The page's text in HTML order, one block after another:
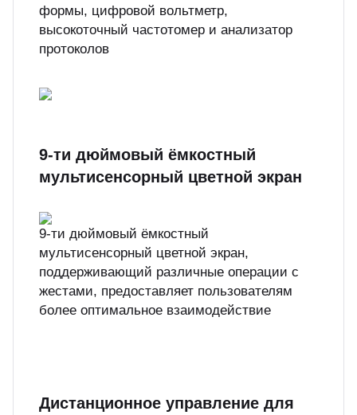
формы, цифровой вольтметр,
высокоточный частотомер и анализатор
протоколов
9-ти дюймовый ёмкостный
мультисенсорный цветной экран
9-ти дюймовый ёмкостный
мультисенсорный цветной экран,
поддерживающий различные операции с
жестами, предоставляет пользователям
более оптимальное взаимодействие
Дистанционное управление для